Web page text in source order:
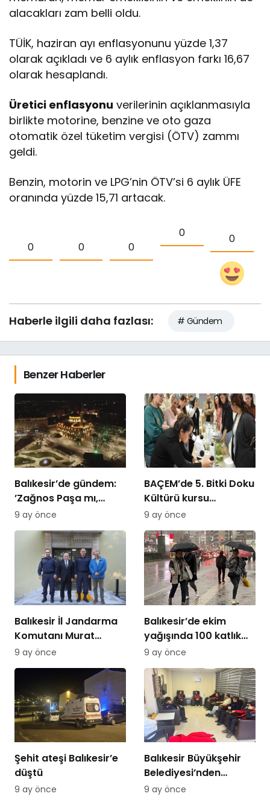
alacakları zam belli oldu.
TÜİK, haziran ayı enflasyonunu yüzde 1,37
olarak açıkladı ve 6 aylık enflasyon farkı 16,67
olarak hesaplandı.
Üretici enflasyonu verilerinin açıklanmasıyla
birlikte motorine, benzine ve oto gaza
otomatik özel tüketim vergisi (ÖTV) zammı
geldi.
Benzin, motorin ve LPG’nin ÖTV’si 6 aylık ÜFE
oranında yüzde 15,71 artacak.
0 0 0
0 0
Haberle ilgili daha fazlası: # Gündem
Benzer Haberler
Balıkesir’de gündem:
’Zağnos Paşa mı,
İsmet Paşa mı
9 ay önce
BAÇEM’de 5. Bitki Doku
Kültürü kursu
tamamlandı
9 ay önce
Balıkesir İl Jandarma
Komutanı Murat
Özer’den Edremit
Ticaret Odasına
9 ay önce
Balıkesir’de ekim
yağışında 100 katlık
artış
9 ay önce
Şehit ateşi Balıkesir’e
düştü
9 ay önce
Balıkesir Büyükşehir
Belediyesi’nden
itfaiyecilere psikolojik
9 ay önce